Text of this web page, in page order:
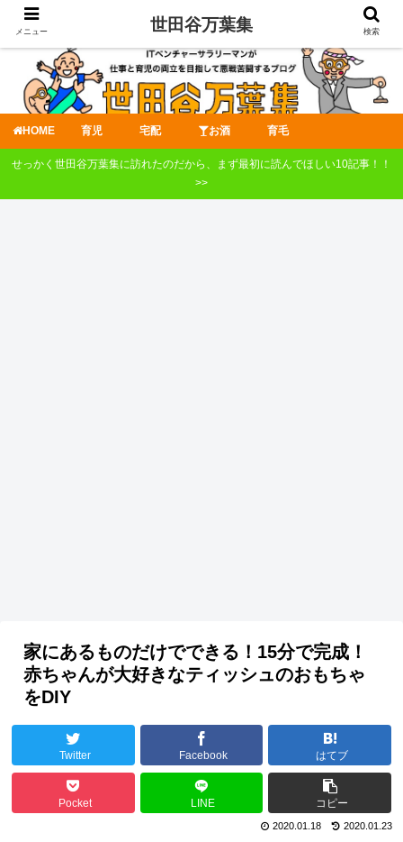
HOME 育児 宅配 お酒 育毛
せっかく世田谷万葉集に訪れたのだから、まず最初に読んでほしい10記事！！
>>
家にあるものだけでできる！15分で完成！
赤ちゃんが大好きなティッシュのおもちゃ
をDIY
Twitter Facebook はてブ
Pocket LINE コピー
2020.01.23
2020.01.18
メニュー 世田谷万葉集 検索